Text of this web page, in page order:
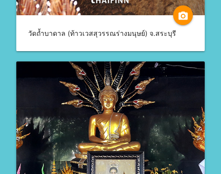
camera_alt
วัดถ้ำบาดาล (ท้าวเวสสุวรรณร่างมนุษย์) จ.สระบุรี